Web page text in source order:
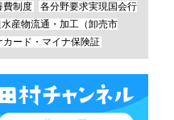
費制度
各分野要求実現国会行
水産物流通・加工（卸売市
カード・マイナ保険証